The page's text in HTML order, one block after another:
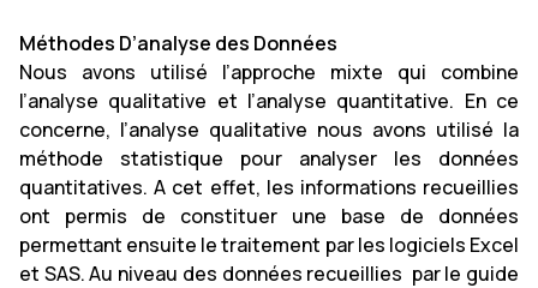
Méthodes D’analyse des Données
Nous avons utilisé l’approche mixte qui combine
l’analyse qualitative et l’analyse quantitative. En ce
concerne, l’analyse qualitative nous avons utilisé la
méthode statistique pour analyser les données
quantitatives. A cet effet, les informations recueillies
ont permis de constituer une base de données
permettant ensuite le traitement par les logiciels Excel
et SAS. Au niveau des données recueillies par le guide